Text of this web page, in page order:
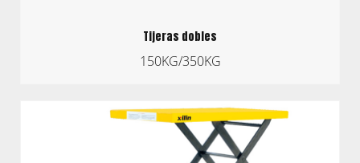
Tijeras dobles
150KG/350KG